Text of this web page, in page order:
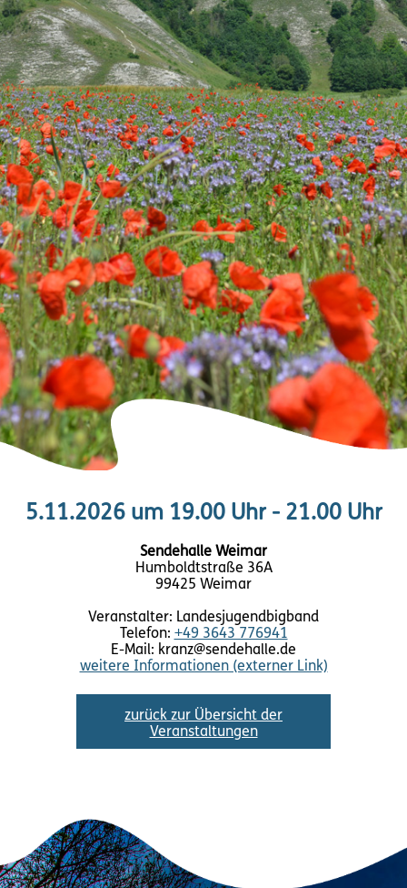
5.11.2026 um 19.00 Uhr - 21.00 Uhr
Sendehalle Weimar
Humboldtstraße 36A
99425 Weimar
Veranstalter: Landesjugendbigband
Telefon: +49 3643 776941
E-Mail: kranz@sendehalle.de
weitere Informationen (externer Link)
zurück zur Übersicht der
Veranstaltungen